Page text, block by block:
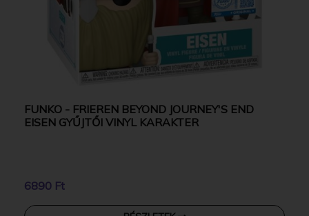
FUNKO - FRIEREN BEYOND JOURNEY'S END
EISEN GYŰJTŐI VINYL KARAKTER
6890 Ft